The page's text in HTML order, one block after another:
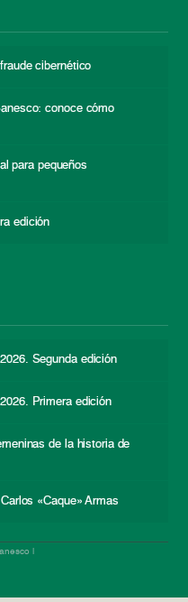
cibernético
conoce cómo
para pequeños
edición
Segunda edición
Primera edición
de la historia de
«Caque» Armas
|